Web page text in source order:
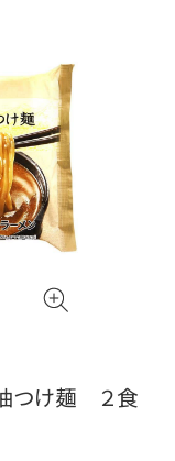
つけ麺 ２食